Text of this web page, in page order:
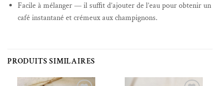
Facile à mélanger — il suffit d’ajouter de l’eau pour obtenir un
café instantané et crémeux aux champignons.
PRODUITS SIMILAIRES